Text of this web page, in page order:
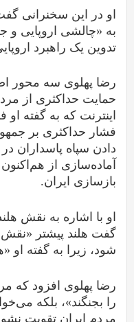
او در این سخنرانی
به «چالشی اروپایی و
تدوین یک راهبرد
رضا پهلوی سه محور
حمایت حداکثری از
اینترنت که به گفته
فشار حداکثری بر
دادن سپاه پاسداران
آماده‌سازی از
بازسازی ایران.
او با اشاره به نقش
گفت هلند پیشتر «نقش
شود، زیرا به گفته او
رضا پهلوی افزود که
را بجنگند»، بلکه
مردم ایران تقویت